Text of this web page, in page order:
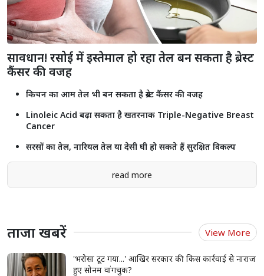
सावधान! रसोई में इस्तेमाल हो रहा तेल बन सकता है ब्रेस्ट
कैंसर की वजह
किचन का आम तेल भी बन सकता है ब्रेस्ट कैंसर की वजह
Linoleic Acid बढ़ा सकता है खतरनाक Triple-Negative Breast
Cancer
सरसों का तेल, नारियल तेल या देसी घी हो सकते हैं सुरक्षित विकल्प
read more
ताजा खबरें View More
'भरोसा टूट गया...' आखिर सरकार की किस कार्रवाई से नाराज
हुए सोनम वांगचुक?